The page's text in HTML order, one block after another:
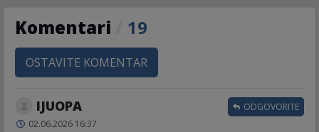
Komentari 19
OSTAVITE KOMENTAR
IJUOPA
02.06.2026 16:37
ODGOVORITE